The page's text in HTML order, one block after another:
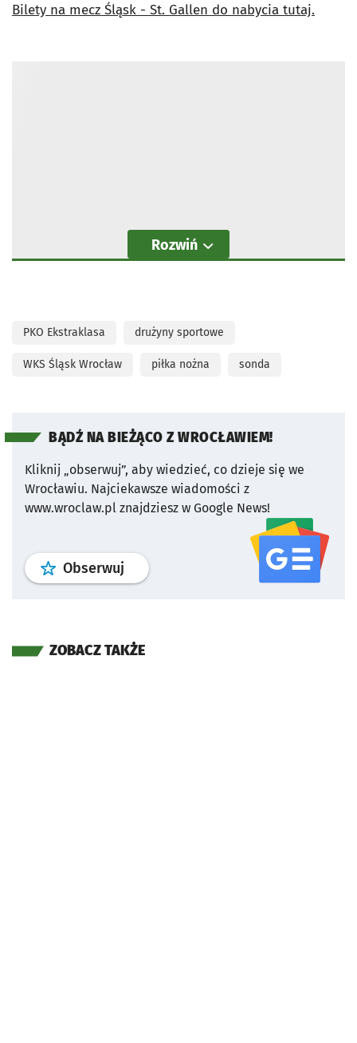
Bilety na mecz Śląsk - St. Gallen do nabycia tutaj.
Rozwiń
PKO Ekstraklasa drużyny sportowe
WKS Śląsk Wrocław piłka nożna sonda
BĄDŹ NA BIEŻĄCO Z WROCŁAWIEM!
Kliknij „obserwuj”, aby wiedzieć, co dzieje się we
Wrocławiu. Najciekawsze wiadomości z
www.wroclaw.pl znajdziesz w Google News!
Obserwuj profil serwisu
ZOBACZ TAKŻE